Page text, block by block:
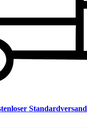
Standardversand